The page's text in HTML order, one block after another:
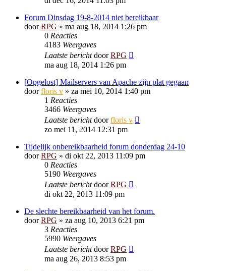
Forum Dinsdag 19-8-2014 niet bereikbaar
doorRPG » ma aug 18, 2014 1:26 pm
0 Reacties
4183 Weergaves
Laatste berichtdoorRPG
ma aug 18, 2014 1:26 pm
[Opgelost] Mailservers van Apache zijn plat gegaan
doorfloris v » za mei 10, 2014 1:40 pm
1 Reacties
3466 Weergaves
Laatste berichtdoorfloris v
zo mei 11, 2014 12:31 pm
Tijdelijk onbereikbaarheid forum donderdag 24-10
doorRPG » di okt 22, 2013 11:09 pm
0 Reacties
5190 Weergaves
Laatste berichtdoorRPG
di okt 22, 2013 11:09 pm
De slechte bereikbaarheid van het forum.
doorRPG » za aug 10, 2013 6:21 pm
3 Reacties
5990 Weergaves
Laatste berichtdoorRPG
ma aug 26, 2013 8:53 pm